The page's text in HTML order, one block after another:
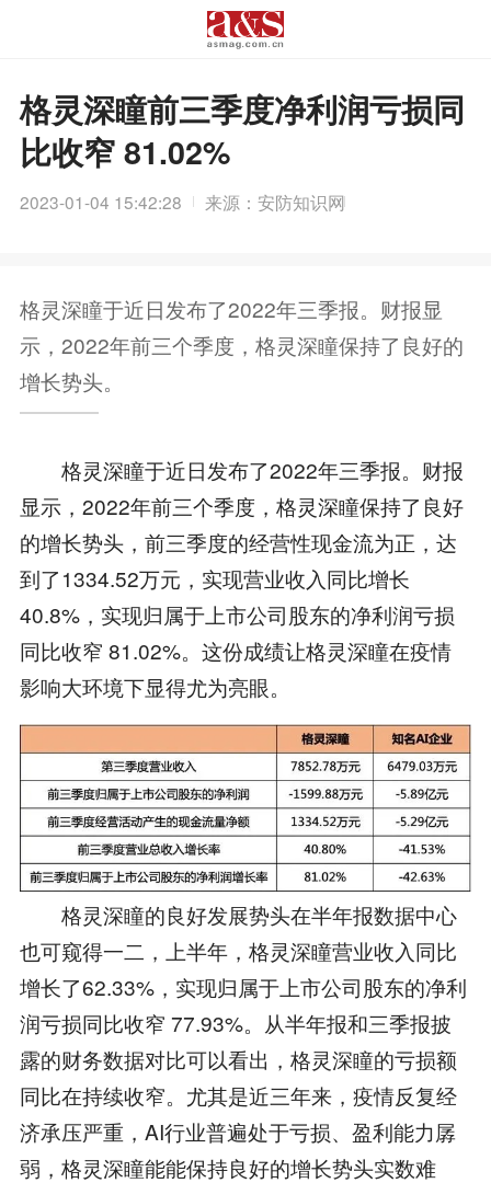
格灵深瞳前三季度净利润亏损同
比收窄 81.02%
2023-01-04 15:42:28 来源：安防知识网
格灵深瞳于近日发布了2022年三季报。财报显
示，2022年前三个季度，格灵深瞳保持了良好的
增长势头。
格灵深瞳于近日发布了2022年三季报。财报
显示，2022年前三个季度，格灵深瞳保持了良好
的增长势头，前三季度的经营性现金流为正，达
到了1334.52万元，实现营业收入同比增长
40.8%，实现归属于上市公司股东的净利润亏损
同比收窄 81.02%。这份成绩让格灵深瞳在疫情
影响大环境下显得尤为亮眼。
格灵深瞳的良好发展势头在半年报数据中心
也可窥得一二，上半年，格灵深瞳营业收入同比
增长了62.33%，实现归属于上市公司股东的净利
润亏损同比收窄 77.93%。从半年报和三季报披
露的财务数据对比可以看出，格灵深瞳的亏损额
同比在持续收窄。尤其是近三年来，疫情反复经
济承压严重，AI行业普遍处于亏损、盈利能力孱
弱，格灵深瞳能能保持良好的增长势头实数难